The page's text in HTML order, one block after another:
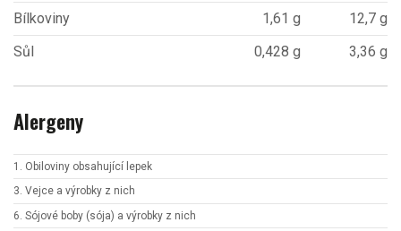
Bílkoviny 1,61 g
12,7 g
Sůl
0,428 g 3,36 g
Alergeny
1. Obiloviny obsahující lepek
3. Vejce a výrobky z nich
6. Sójové boby (sója) a výrobky z nich